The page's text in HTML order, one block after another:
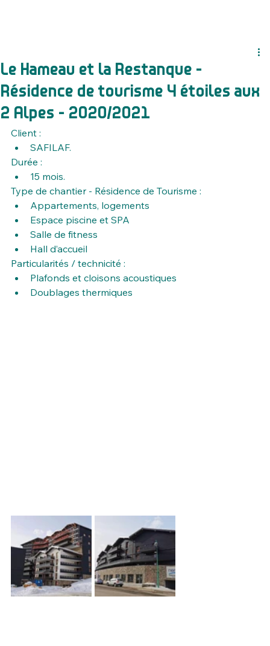
Le Hameau et la Restanque -
Résidence de tourisme 4 étoiles aux
2 Alpes - 2020/2021
Client :
SAFILAF.
Durée :
15 mois.
Type de chantier - Résidence de Tourisme :​
Appartements, logements
Espace piscine et SPA
Salle de fitness
Hall d’accueil
Particularités / technicité :
Plafonds et cloisons acoustiques
Doublages thermiques​